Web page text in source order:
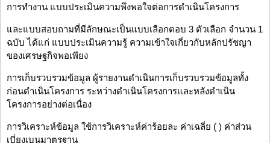
การทำงาน แบบประเมินความพึงพอใจต่อการดำเนินโครงการ
และแบบสอบถามที่มีลักษณะเป็นแบบเลือกตอบ 3 ตัวเลือก จำนวน 1
ฉบับ ได้แก่ แบบประเมินความรู้ ความเข้าใจเกี่ยวกับหลักปรัชญา
ของเศรษฐกิจพอเพียง
การเก็บรวบรวมข้อมูล ผู้รายงานดำเนินการเก็บรวบรวมข้อมูลทั้ง
ก่อนดำเนินโครงการ ระหว่างดำเนินโครงการและหลังดำเนิน
โครงการอย่างต่อเนื่อง
การวิเคราะห์ข้อมูล ใช้การวิเคราะห์ค่าร้อยละ ค่าเฉลี่ย ( ) ค่าส่วน
เบี่ยงเบนมาตรฐาน